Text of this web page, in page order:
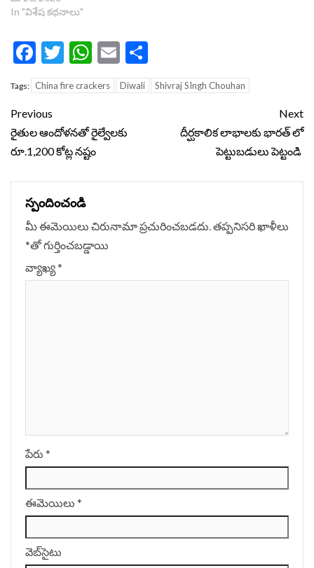
In "విశేష కథనాలు"
Facebook
Twitter
WhatsApp
Email
Tags: China fire crackers Diwali Shivraj SIngh Chouhan
Continue
Reading
Previous
రైతుల ఆందోళనతో రైల్వేలకు
రూ.1,200 కోట్ల నష్టం
Next
దీర్ఘకాలిక లాభాలకు భారత్ లో
పెట్టుబడులు పెట్టండి
స్పందించండి
మీ ఈమెయిలు చిరునామా ప్రచురించబడదు.తప్పనిసరి ఖాళీలు
*‌తో గుర్తించబడ్డాయి
వ్యాఖ్య*
పేరు *
ఈమెయిలు *
వెబ్‌సైటు